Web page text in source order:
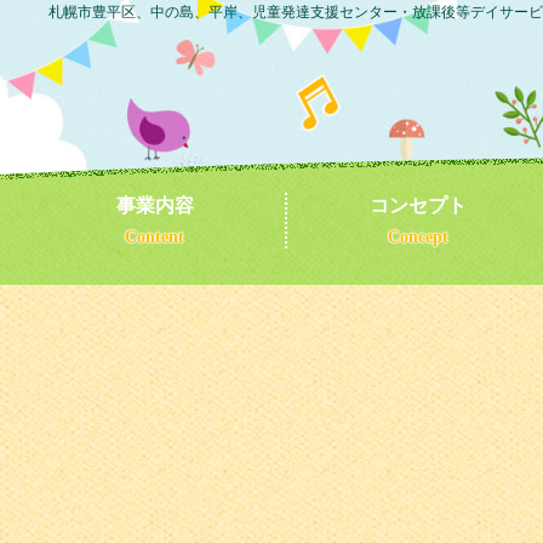
札幌市豊平区、中の島、平岸、児童発達支援センター・放課後等デイサー
事業内容
Content
コンセプト
Concept